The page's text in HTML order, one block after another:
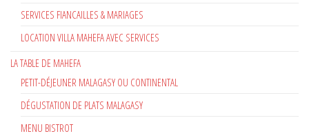
SERVICES FIANCAILLES & MARIAGES
LOCATION VILLA MAHEFA AVEC SERVICES
LA TABLE DE MAHEFA
PETIT-DÉJEUNER MALAGASY OU CONTINENTAL
DÉGUSTATION DE PLATS MALAGASY
MENU BISTROT